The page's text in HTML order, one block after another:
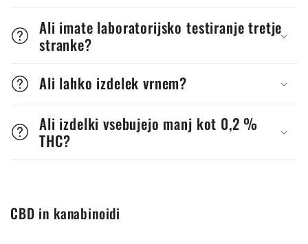
Ali imate laboratorijsko testiranje tretje
stranke?
Ali lahko izdelek vrnem?
Ali izdelki vsebujejo manj kot 0,2 %
THC?
CBD in kanabinoidi